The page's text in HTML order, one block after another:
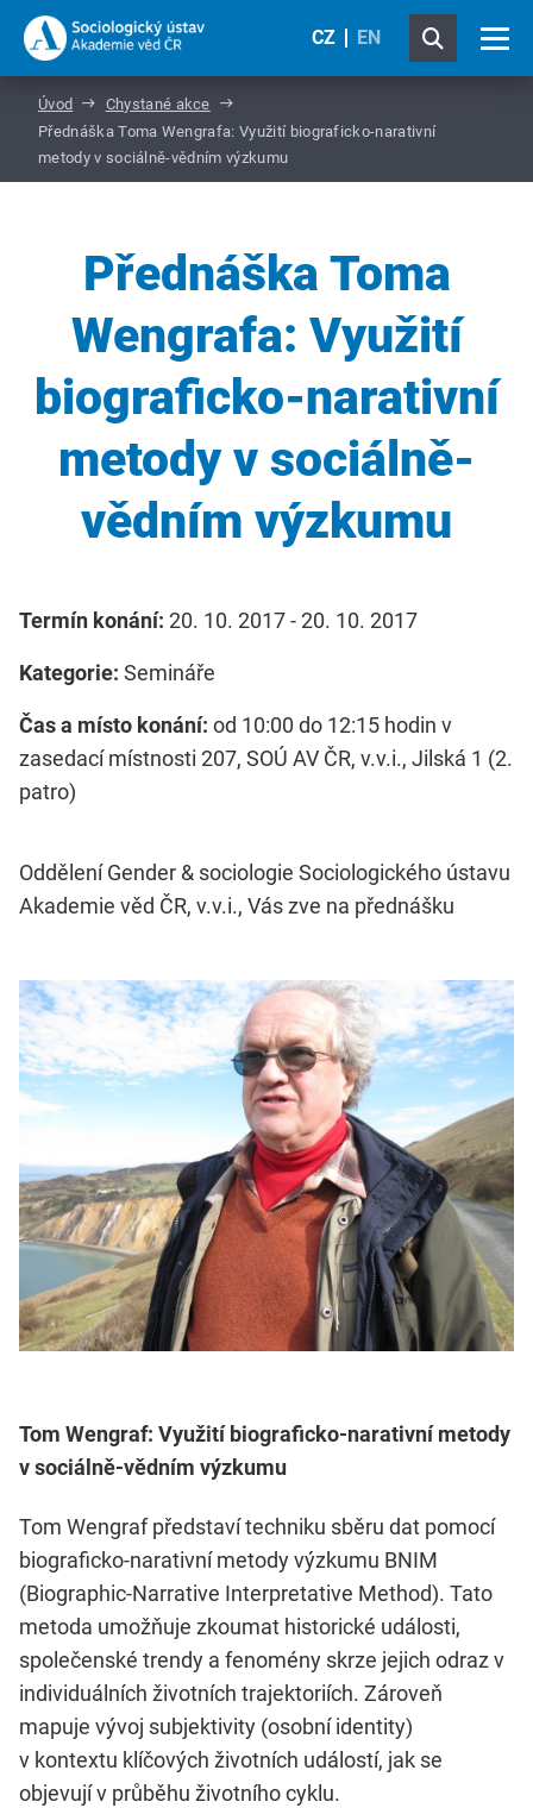
CZ EN
Úvod
Chystané akce
Přednáška Toma Wengrafa: Využití biograficko-narativní
metody v sociálně-vědním výzkumu
Přednáška Toma
Wengrafa: Využití
biograficko-narativní
metody v sociálně-
vědním výzkumu
Termín konání: 20. 10. 2017 - 20. 10. 2017
Kategorie: Semináře
Čas a místo konání: od 10:00 do 12:15 hodin v
zasedací místnosti 207, SOÚ AV ČR, v.v.i., Jilská 1 (2.
patro)
Oddělení Gender & sociologie Sociologického ústavu
Akademie věd ČR, v.v.i., Vás zve na přednášku
Tom Wengraf: Využití biograficko-narativní metody
v sociálně-vědním výzkumu
Tom Wengraf představí techniku sběru dat pomocí
biograficko-narativní metody výzkumu BNIM
(Biographic-Narrative Interpretative Method). Tato
metoda umožňuje zkoumat historické události,
společenské trendy a fenomény skrze jejich odraz v
individuálních životních trajektoriích. Zároveň
mapuje vývoj subjektivity (osobní identity)
v kontextu klíčových životních událostí, jak se
objevují v průběhu životního cyklu.